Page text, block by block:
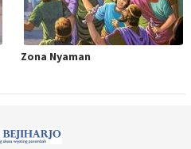
Zona Nyaman